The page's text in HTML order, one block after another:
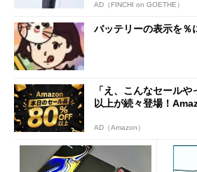
AD（FINCHI on GOETHE）
バッテリーの表示を％
「え、こんなセール
以上が続々登場！
AD（Amazon）